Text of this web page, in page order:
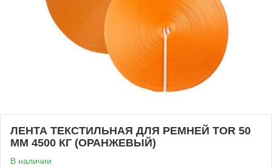
ЛЕНТА ТЕКСТИЛЬНАЯ ДЛЯ РЕМНЕЙ TOR 50
ММ 4500 КГ (ОРАНЖЕВЫЙ)
В наличии